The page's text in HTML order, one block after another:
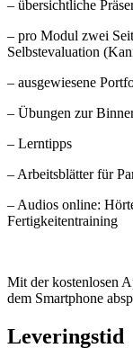
– übersichtliche
– pro Modul zwei
Selbstevaluation
– ausgewiesene
– Übungen zur
– Lerntipps
– Arbeitsblätter für
– Audios online:
Fertigkeitentraining
Mit der kostenlosen
dem Smartphone
Leveringstid